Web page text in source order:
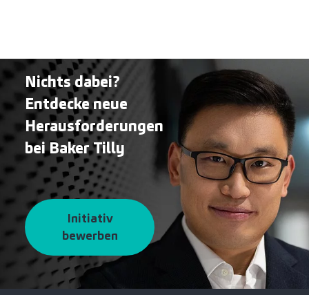
Nichts dabei?
Entdecke neue
Herausforderungen
bei Baker Tilly
Initiativ
bewerben